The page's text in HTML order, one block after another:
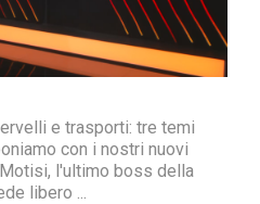
e trasporti: tre temi
con i nostri nuovi
l'ultimo boss della
libero ...